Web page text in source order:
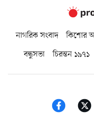
নাগরিক সংবাদ কিশোর
বন্ধুসভা
চিরন্তন ১৯৭১